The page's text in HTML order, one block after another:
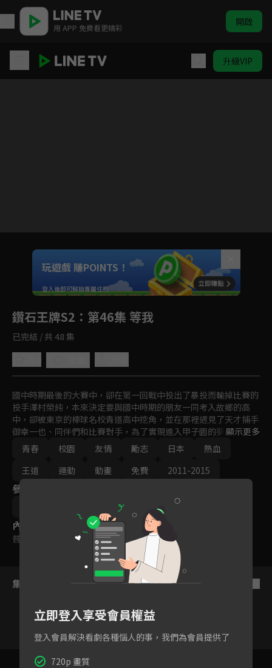
用 APP 免費看更精彩 開啟
升級VIP
Unmute
如有不便請見諒
玩遊戲 賺POINTS！
登入後即可解鎖專屬任務
鑽石王牌S2 ：第46集 等我
已完結 / 共 48 集
國中時期最後的大賽中，卻在第一回戰中投出了暴投而輸掉比賽的
投手澤村榮純，本來決定要與國中時期的朋友一同考入故鄉的高
中，卻被東京的棒球名校青道高中挖角，並在那裡遇見了天才捕手
御幸一也、同伴們和比賽對手，為了實現進入甲子園的夢想澤村榮
純下定決心加強鍛鍊，努力達到自己的目標。
顯示更多
青春
校園 友情 勵志 日本
熱血
王道
運動 動畫 免費 2011-2015
參與演員
內容標籤
普遍級
集數列表
43 44
立即登入享受會員權益
登入會員解決看劇各種惱人的事，我們為會員提供了
720p 畫質